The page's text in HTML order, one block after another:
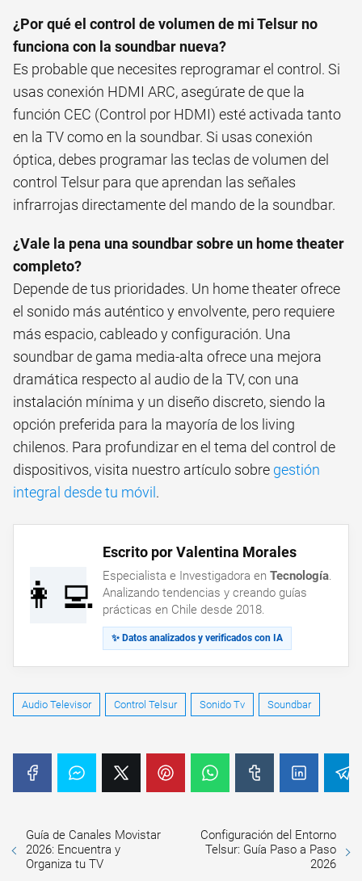
¿Por qué el control de volumen de mi Telsur no
funciona con la soundbar nueva?
Es probable que necesites reprogramar el control. Si
usas conexión HDMI ARC, asegúrate de que la
función CEC (Control por HDMI) esté activada tanto
en la TV como en la soundbar. Si usas conexión
óptica, debes programar las teclas de volumen del
control Telsur para que aprendan las señales
infrarrojas directamente del mando de la soundbar.
¿Vale la pena una soundbar sobre un home theater
completo?
Depende de tus prioridades. Un home theater ofrece
el sonido más auténtico y envolvente, pero requiere
más espacio, cableado y configuración. Una
soundbar de gama media-alta ofrece una mejora
dramática respecto al audio de la TV, con una
instalación mínima y un diseño discreto, siendo la
opción preferida para la mayoría de los living
chilenos. Para profundizar en el tema del control de
dispositivos, visita nuestro artículo sobre gestión
integral desde tu móvil.
👩‍💻
Escrito por Valentina Morales
Especialista e Investigadora en Tecnología.
Analizando tendencias y creando guías
prácticas en Chile desde 2018.
✨ Datos analizados y verificados con IA
Audio Televisor Control Telsur Sonido Tv Soundbar
Guía de Canales Movistar
2026: Encuentra y
Organiza tu TV
Configuración del Entorno
Telsur: Guía Paso a Paso
2026